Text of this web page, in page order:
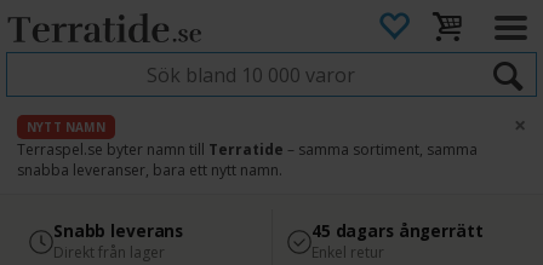
NYTT NAMN
Terraspel.se byter namn till Terratide – samma sortiment, samma
snabba leveranser, bara ett nytt namn.
×
4.8
Läs omdömen på Google
Säker betalning
med Svea
Snabb leverans
Direkt från lager
45 dagars ångerrätt
Enkel retur